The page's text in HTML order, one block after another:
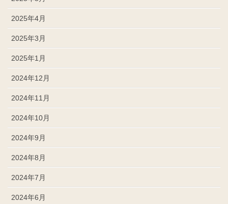
2025年4月
2025年3月
2025年1月
2024年12月
2024年11月
2024年10月
2024年9月
2024年8月
2024年7月
2024年6月